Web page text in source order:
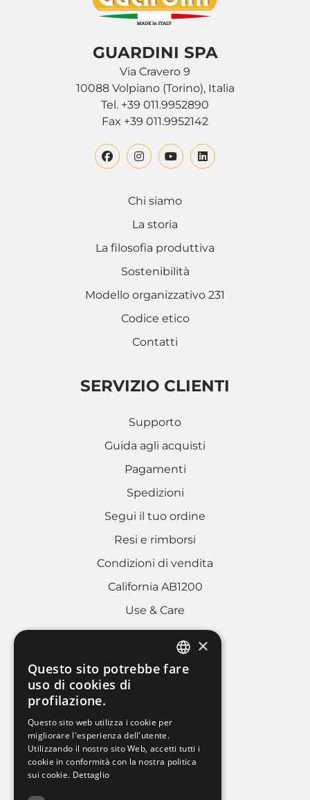
GUARDINI SPA
Via Cravero 9
10088 Volpiano (Torino), Italia
Tel. +39 011.9952890
Fax +39 011.9952142
Chi siamo
La storia
La filosofia produttiva
Sostenibilità
Modello organizzativo 231
Codice etico
Contatti
SERVIZIO CLIENTI
Supporto
Guida agli acquisti
Pagamenti
Spedizioni
Segui il tuo ordine
Resi e rimborsi
Condizioni di vendita
California AB1200
Use & Care
AREA LEGALE
Cookies policy
Whistleblowing
Dati societari
ITALIAN
×
Questo sito potrebbe fare
uso di cookies di
profilazione.
Questo sito web utilizza i cookie per
migliorare l'esperienza dell'utente.
Utilizzando il nostro sito Web, accetti tutti i
cookie in conformità con la nostra politica
sui cookie. Dettaglio